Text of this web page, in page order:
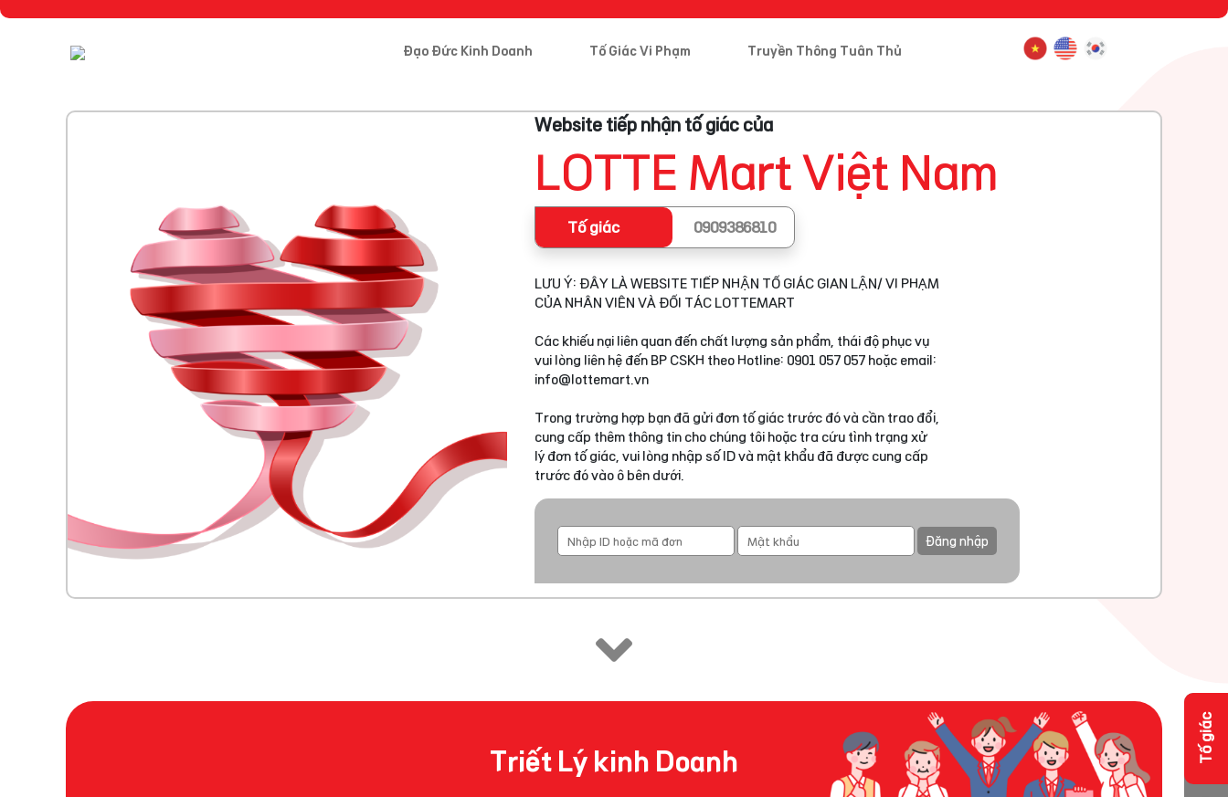
Đạo Đức Kinh Doanh Tố Giác Vi Phạm Truyền Thông Tuân Thủ
Website tiếp nhận tố giác của
LOTTE Mart Việt Nam
Tố giác 0909386810
LƯU Ý: ĐÂY LÀ WEBSITE TIẾP NHẬN TỐ GIÁC GIAN LẬN/ VI PHẠM
CỦA NHÂN VIÊN VÀ ĐỐI TÁC LOTTEMART
Các khiếu nại liên quan đến chất lượng sản phẩm, thái độ phục vụ
vui lòng liên hệ đến BP CSKH theo Hotline: 0901 057 057 hoặc email:
info@lottemart.vn
Trong trường hợp bạn đã gửi đơn tố giác trước đó và cần trao đổi,
cung cấp thêm thông tin cho chúng tôi hoặc tra cứu tình trạng xử
lý đơn tố giác, vui lòng nhập số ID và mật khẩu đã được cung cấp
trước đó vào ô bên dưới.
Đăng nhập
Triết Lý kinh Doanh Tố giác